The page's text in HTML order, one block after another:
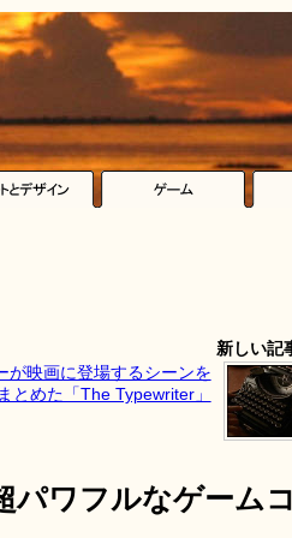
新しい記
が映画に登場するシーンを
とめた「The Typewriter」
パワフルなゲーム